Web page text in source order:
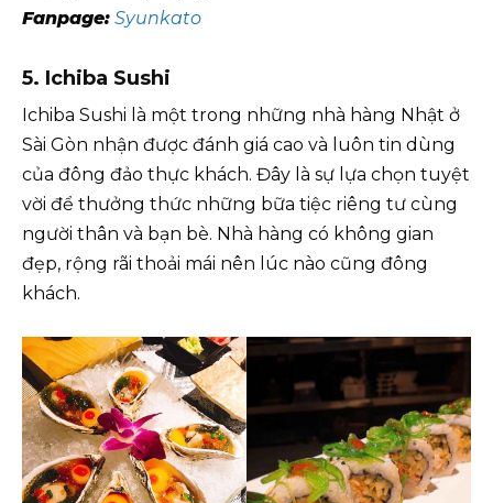
Fanpage: Syunkato
5. Ichiba Sushi
Ichiba Sushi là một trong những nhà hàng Nhật ở
Sài Gòn nhận được đánh giá cao và luôn tin dùng
của đông đảo thực khách. Đây là sự lựa chọn tuyệt
vời để thưởng thức những bữa tiệc riêng tư cùng
người thân và bạn bè. Nhà hàng có không gian
đẹp, rộng rãi thoải mái nên lúc nào cũng đông
khách.